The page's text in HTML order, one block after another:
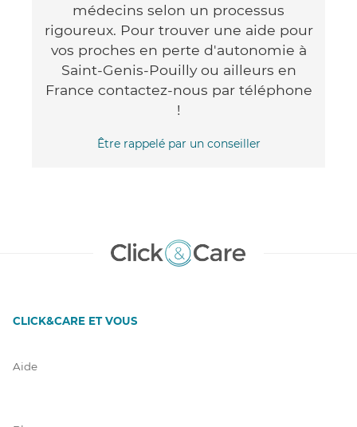
médecins selon un processus
rigoureux. Pour trouver une aide pour
vos proches en perte d'autonomie à
Saint-Genis-Pouilly ou ailleurs en
France contactez-nous par téléphone
!
Être rappelé par un conseiller
CLICK&CARE ET VOUS
Aide